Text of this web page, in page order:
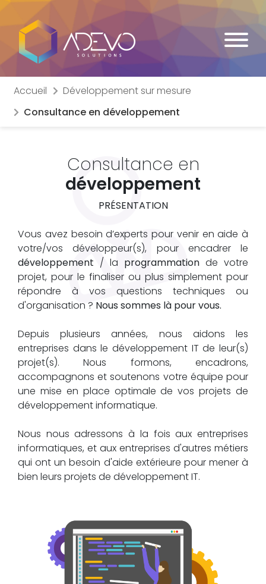
Accueil
Développement sur mesure
Consultance en développement
Consultance en
développement
PRÉSENTATION
Vous avez besoin d’experts pour venir en aide à
votre/vos développeur(s), pour encadrer le
développement / la programmation de votre
projet, pour le finaliser ou plus simplement pour
répondre à vos questions techniques ou
d'organisation ? Nous sommes là pour vous.
Depuis plusieurs années, nous aidons les
entreprises dans le développement IT de leur(s)
projet(s). Nous formons, encadrons,
accompagnons et soutenons votre équipe pour
une mise en place optimale de vos projets de
développement informatique.
Nous nous adressons à la fois aux entreprises
informatiques, et aux entreprises d'autres métiers
qui ont un besoin d'aide extérieure pour mener à
bien leurs projets de développement IT.